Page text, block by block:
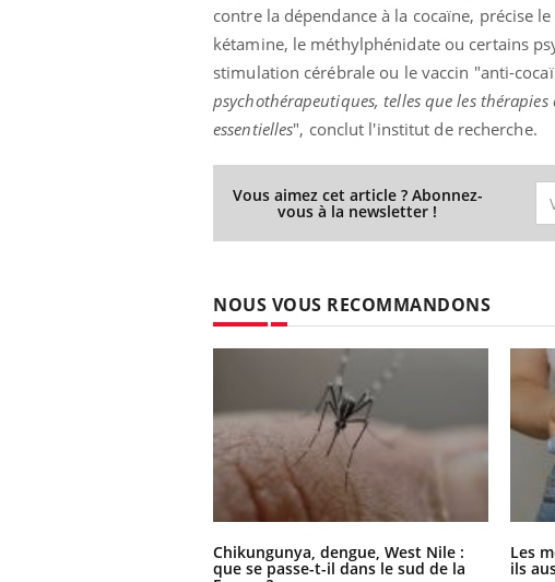
contre la dépendance à la cocaïne, précise
kétamine, le méthylphénidate ou certains
stimulation cérébrale ou le vaccin "anti-
psychothérapeutiques, telles que les
essentielles", conclut l'institut de recherche.
Vous aimez cet article ? Abonnez-
vous à la newsletter !
NOUS VOUS RECOMMANDONS
Chikungunya, dengue, West Nile :
que se passe-t-il dans le sud de la
Les
ils